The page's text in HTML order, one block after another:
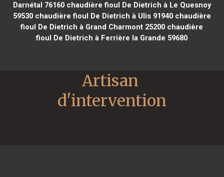
Darnétal 76160chaudière fioul De Dietrich à Le Quesnoy
59530chaudière fioul De Dietrich à Ulis 91940chaudière
fioul De Dietrich à Grand Charmont 25200 chaudière
fioul De Dietrich à Ferrière la Grande 59680
Artisan
d'intervention